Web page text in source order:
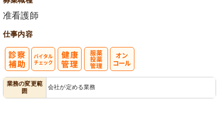
准看護師
仕事内容
業務の変更範
囲
会社が定める業務